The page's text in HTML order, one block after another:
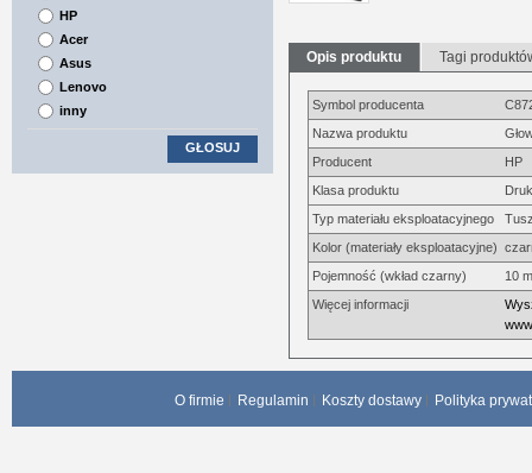
Opis produktu Tagi
Symbol producenta
Nazwa produktu
Producent
HP
Klasa produktu
Typ materiału eksploatacyjnego
Kolor (materiały eksploatacyjne)
Pojemność (wkład czarny)
10
Więcej informacji
HP
Acer
Asus
Lenovo
inny
GŁOSUJ
O firmie Regulamin Koszty dostawy Polityka